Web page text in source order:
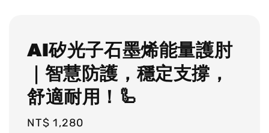
AI矽光子石墨烯能量護肘
｜智慧防護，穩定支撐，
舒適耐用！🦾
Regular
NT$ 1,280